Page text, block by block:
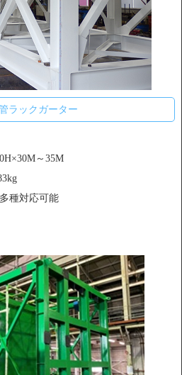
ラックガーター
～35M
種対応可能